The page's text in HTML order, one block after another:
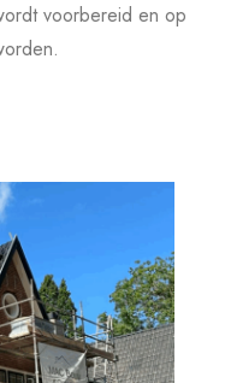
voorbereid en op